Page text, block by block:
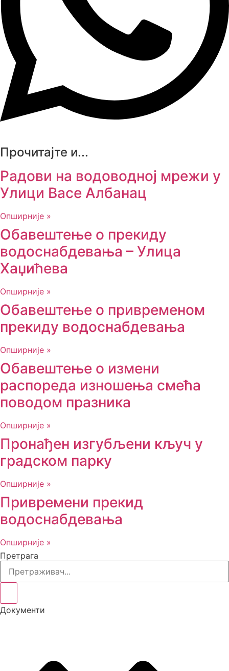
Прочитајте и...
Радови на водоводној мрежи у
Улици Васе Албанац
Опширније »
Обавештење о прекиду
водоснабдевања – Улица
Хаџићева
Опширније »
Обавештење о привременом
прекиду водоснабдевања
Опширније »
Обавештење о измени
распореда изношења смећа
поводом празника
Опширније »
Пронађен изгубљени кључ у
градском парку
Опширније »
Привремени прекид
водоснабдевања
Опширније »
Претрага
Документи